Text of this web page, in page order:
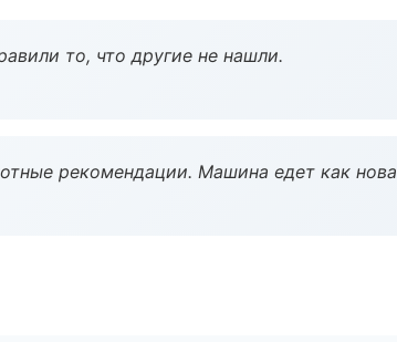
то, что другие не нашли.
рекомендации. Машина едет как